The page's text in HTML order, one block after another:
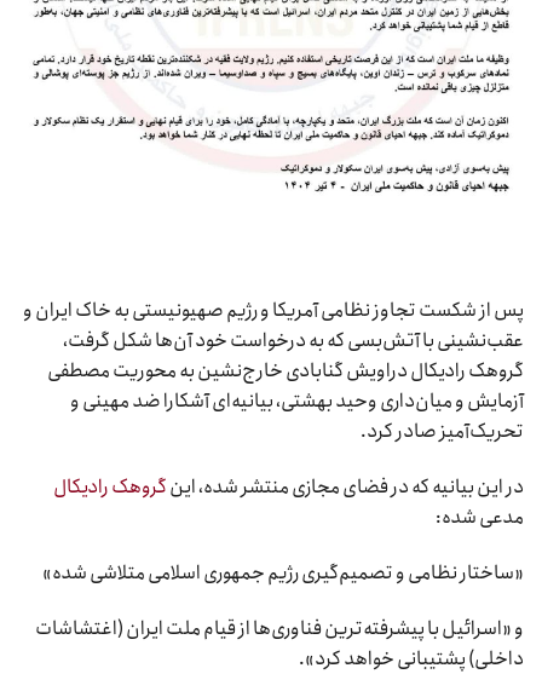
پس از شکست تجاوز نظامی آمریکا و رژیم صهیونیستی به خاک ایران و
عقب‌نشینی با آتش‌بسی که به درخواست خود آن‌ها شکل گرفت،
گروهک رادیکال دراویش گنابادی خارج‌نشین به محوریت مصطفی
آزمایش و میان‌داری وحید بهشتی، بیانیه‌ای آشکارا ضد مهینی و
تحریک‌آمیز صادر کرد.
در این بیانیه که در فضای مجازی منتشر شده، اینگروهک رادیکال
مدعی شده:
«ساختار نظامی و تصمیم‌گیری رژیم جمهوری اسلامی متلاشی شده»
و «اسرائیل با پیشرفته‌ترین فناوری‌ها از قیام ملت ایران (اغتشاشات
داخلی) پشتیبانی خواهد کرد».